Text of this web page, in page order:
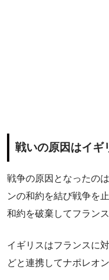
戦いの原因はイギ
戦争の原因となったの
ンの和約を結び戦争を
和約を破棄してフラン
イギリスはフランスに
どと連携してナポレオ